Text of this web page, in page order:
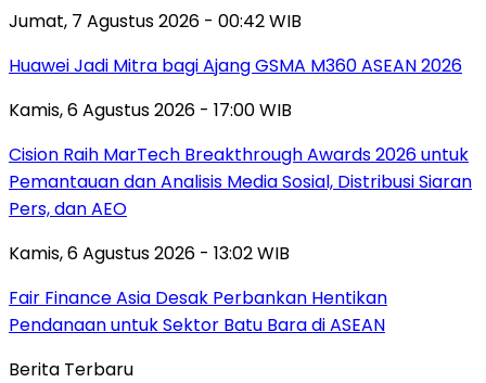
Jumat, 7 Agustus 2026 - 00:42 WIB
Huawei Jadi Mitra bagi Ajang GSMA M360 ASEAN 2026
Kamis, 6 Agustus 2026 - 17:00 WIB
Cision Raih MarTech Breakthrough Awards 2026 untuk
Pemantauan dan Analisis Media Sosial, Distribusi Siaran
Pers, dan AEO
Kamis, 6 Agustus 2026 - 13:02 WIB
Fair Finance Asia Desak Perbankan Hentikan
Pendanaan untuk Sektor Batu Bara di ASEAN
Berita Terbaru